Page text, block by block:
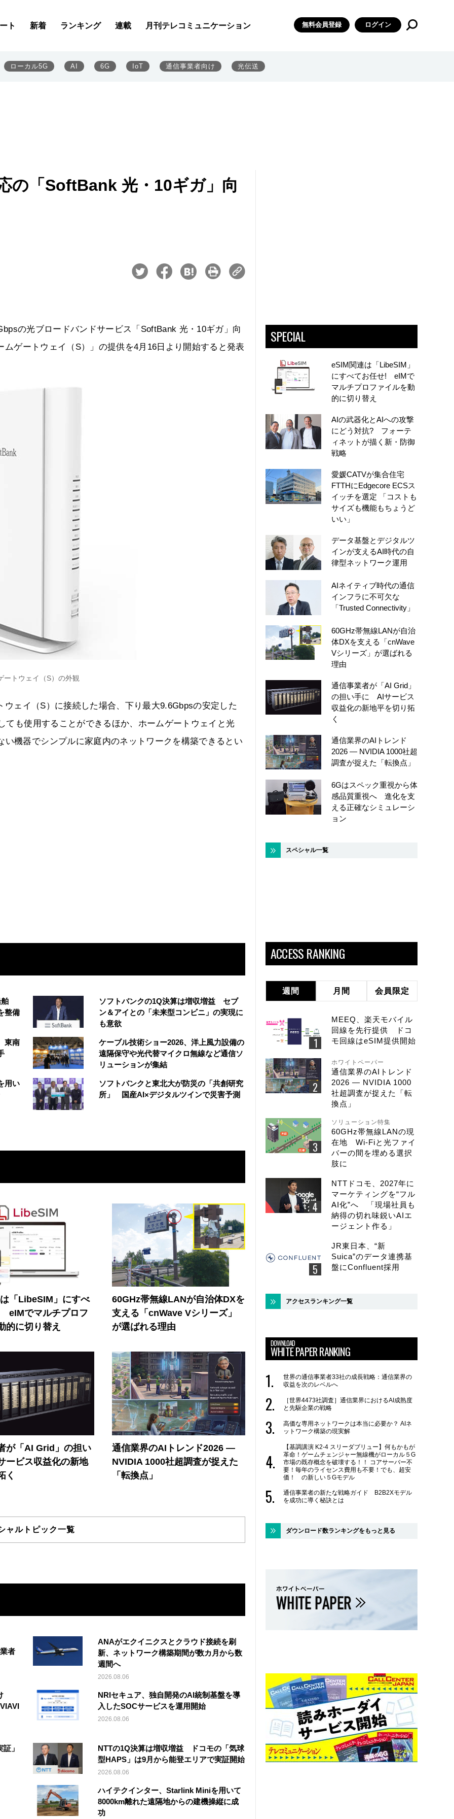
ト 新着 ランキング 連載 月刊テレコミュニケーション 無料会員登録 ログイン
ローカル5G AI 6G IoT 通信事業者向け 光伝送
の「SoftBank 光・10ギガ」向
の光ブロードバンドサービス「SoftBank 光・10ギガ」向
ゲートウェイ（S）」の提供を4月16日より開始すると発表
ートウェイ（S）の外観
ェイ（S）に接続した場合、下り最大9.6Gbpsの安定した
も使用することができるほか、ホームゲートウェイと光
機器でシンプルに家庭内のネットワークを構築できるとい
整備
ソフトバンクの1Q決算は増収増益 セブ
ン＆アイとの「未来型コンビニ」の実現に
も意欲
東南
ケーブル技術ショー2026、洋上風力設備の
遠隔保守や光代替マイクロ無線など通信ソ
リューションが集結
用い
ソフトバンクと東北大が防災の「共創研究
所」 国産AI×デジタルツインで災害予測
「LibeSIM」にすべ
eIMでマルチプロフ
的に切り替え
60GHz帯無線LANが自治体DXを
支える「cnWave Vシリーズ」
が選ばれる理由
が「AI Grid」の担い
ビス収益化の新地
く
通信業界のAIトレンド2026 ―
NVIDIA 1000社超調査が捉えた
「転換点」
ャルトピック一覧
者
ANAがエクイニクスとクラウド接続を刷
新、ネットワーク構築期間が数カ月から数
週間へ
2026.08.06
NRIセキュア、独自開発のAI統制基盤を導
入したSOCサービスを運用開始
2026.08.06
」
NTTの1Q決算は増収増益 ドコモの「気球
型HAPS」は9月から能登エリアで実証開始
2026.08.06
ハイテクインター、Starlink Miniを用いて
8000km離れた遠隔地からの建機操縦に成
功
SPECIAL
eSIM関連は「LibeSIM」
にすべてお任せ! eIMで
マルチプロファイルを動
的に切り替え
AIの武器化とAIへの攻撃
にどう対抗? フォーテ
ィネットが描く新・防御
戦略
愛媛CATVが集合住宅
FTTHにEdgecore ECSス
イッチを選定 「コストも
サイズも機能もちょうど
いい」
データ基盤とデジタルツ
インが支えるAI時代の自
律型ネットワーク運用
AIネイティブ時代の通信
インフラに不可欠な
「Trusted Connectivity」
60GHz帯無線LANが自治
体DXを支える「cnWave
Vシリーズ」が選ばれる
理由
通信事業者が「AI Grid」
の担い手に AIサービス
収益化の新地平を切り拓
く
通信業界のAIトレンド
2026 ― NVIDIA 1000社超
調査が捉えた「転換点」
6Gはスペック重視から体
感品質重視へ 進化を支
える正確なシミュレーシ
ョン
スペシャル一覧
ACCESS RANKING
週間 月間 会員限定
MEEQ、楽天モバイル
回線を先行提供 ドコ
モ回線はeSIM提供開始
ホワイトペーパー
通信業界のAIトレンド
2026 ― NVIDIA 1000
社超調査が捉えた「転
換点」
ソリューション特集
60GHz帯無線LANの現
在地 Wi-Fiと光ファイ
バーの間を埋める選択
肢に
NTTドコモ、2027年に
マーケティングを“フル
AI化”へ 「現場社員も
納得の切れ味鋭いAIエ
ージェント作る」
JR東日本、“新
Suica”のデータ連携基
盤にConfluent採用
アクセスランキング一覧
DOWNLOAD
WHITE PAPER RANKING
世界の通信事業者33社の成長戦略：通信業界の
収益を次のレベルへ
［世界4473社調査］通信業界におけるAI成熟度
と先駆企業の戦略
高価な専用ネットワークは本当に必要か？ AIネ
ットワーク構築の現実解
【基調講演 K2-4 スリーダブリュー】何もかもが
革命！ゲームチェンジャー無線機がローカル５G
市場の既存概念を破壊する！！ コアサーバー不
要！毎年のライセンス費用も不要！でも、超安
価！ の新しい５Gモデル
通信事業者の新たな戦略ガイド B2B2Xモデル
を成功に導く秘訣とは
ダウンロード数ランキングをもっと見る